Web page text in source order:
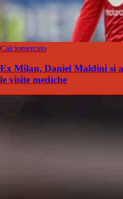
Calciomercato
Ex Milan, Daniel Maldini si
le visite mediche